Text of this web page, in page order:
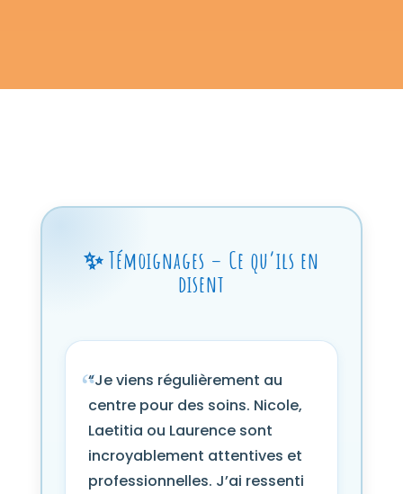
✨ Témoignages – Ce qu’ils en
disent
“Je viens régulièrement au
centre pour des soins. Nicole,
Laetitia ou Laurence sont
incroyablement attentives et
professionnelles. J’ai ressenti